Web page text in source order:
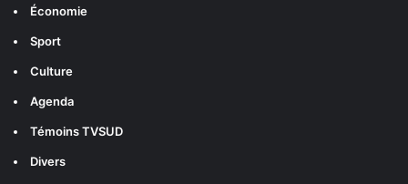
Économie
Sport
Culture
Agenda
Témoins TVSUD
Divers